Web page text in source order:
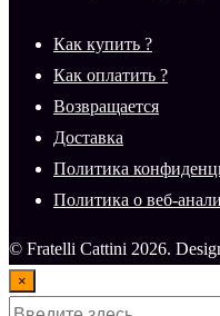
Как купить ?
Как оплатить ?
Возвращается
Доставка
Политика
Политика о веб-
© Fratelli Cattini 2026.
×